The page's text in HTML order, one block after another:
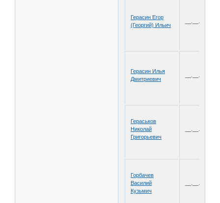
Герасин Егор
(Георгий) Ильич
Герасин Илья
Дмитриевич
Гераськов
Николай
Григорьевич
Горбачев
Василий
Кузьмич